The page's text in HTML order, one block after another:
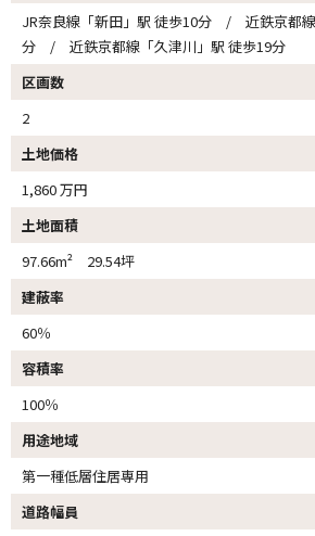
JR奈良線「新田」駅 徒歩10分 / 近鉄京都
分 / 近鉄京都線「久津川」駅 徒歩19分
区画数
2
土地価格
1,860 万円
土地面積
97.66m² 29.54坪
建蔽率
60％
容積率
100％
用途地域
第一種低層住居専用
道路幅員